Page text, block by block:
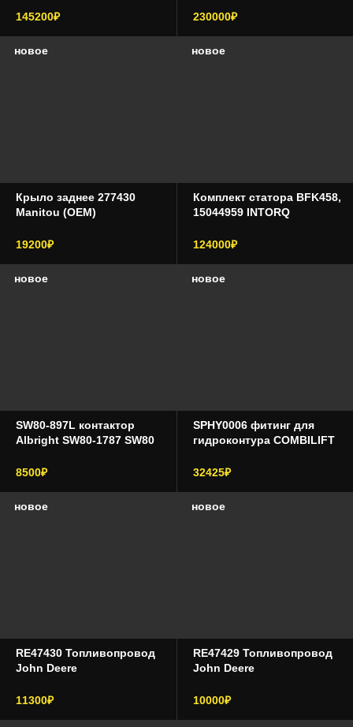
145200₽ 230000₽
новое
Крыло заднее 277430
Manitou (OEM)
19200₽
новое
Комплект статора BFK458,
15044959 INTORQ
124000₽
новое
SW80-897L контактор
Albright SW80-1787 SW80
8500₽
новое
SPHY0006 фитинг для
гидроконтура COMBILIFT
32425₽
новое
RE47430 Топливопровод
John Deere
11300₽
новое
RE47429 Топливопровод
John Deere
10000₽